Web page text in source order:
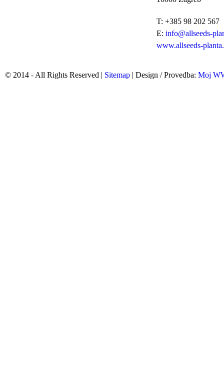
T: +385 98 202 567
E: info@allseeds-
www.allseeds-
© 2014 - All Rights Reserved | Sitemap | Design / Provedba: Moj